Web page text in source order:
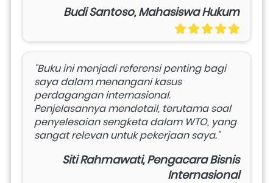
Budi Santoso, Mahasiswa Hukum
"Buku ini menjadi referensi penting bagi
saya dalam menangani kasus
perdagangan internasional.
Penjelasannya mendetail, terutama soal
penyelesaian sengketa dalam WTO, yang
sangat relevan untuk pekerjaan saya."
Siti Rahmawati, Pengacara Bisnis
Internasional